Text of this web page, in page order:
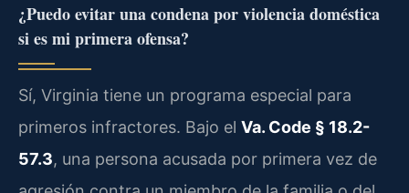
¿Puedo evitar una condena por violencia doméstica
si es mi primera ofensa?
Sí, Virginia tiene un programa especial para
primeros infractores. Bajo el Va. Code § 18.2-
57.3, una persona acusada por primera vez de